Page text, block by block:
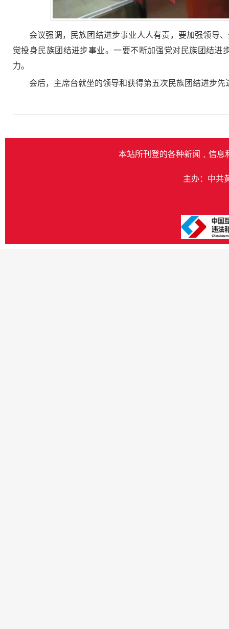
会议强调，民族团结进步事业人人有责，要加强领导
觉投身民族团结进步事业。一要不断加强党对民族团结
力。
会后，主席台就坐的领导和获得第五次民族团结进步
本站所刊登的各种新闻﹑信息
主办：中共